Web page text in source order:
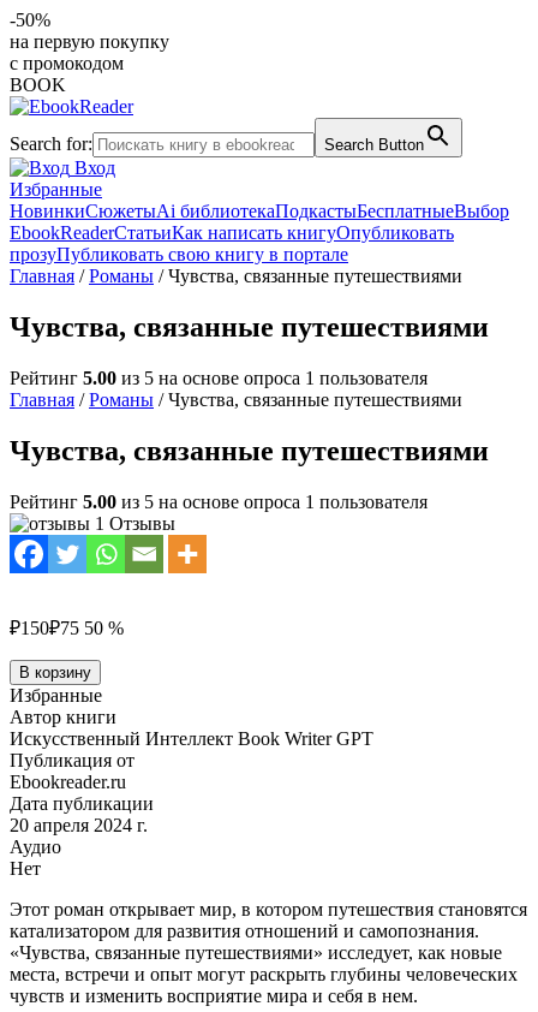
-50%
на первую покупку
с промокодом
BOOK
Search for: Search Button
Вход
Избранные
НовинкиСюжетыAi библиотекаПодкастыБесплатныеВыбор
EbookReaderСтатьиКак написать книгуОпубликовать
прозуПубликовать свою книгу в портале
Главная /Романы / Чувства, связанные путешествиями
Чувства, связанные путешествиями
Рейтинг 5.00 из 5 на основе опроса 1 пользователя
Главная /Романы / Чувства, связанные путешествиями
Чувства, связанные путешествиями
Рейтинг 5.00 из 5 на основе опроса 1 пользователя
1 Отзывы
₽150₽75 50 %
Количество
товара
Чувства,
связанные
путешествиями
В корзину
Избранные
Автор книги
Искусственный Интеллект Book Writer GPT
Публикация от
Ebookreader.ru
Дата публикации
20 апреля 2024 г.
Аудио
Нет
Этот роман открывает мир, в котором путешествия становятся
катализатором для развития отношений и самопознания.
«Чувства, связанные путешествиями» исследует, как новые
места, встречи и опыт могут раскрыть глубины человеческих
чувств и изменить восприятие мира и себя в нем.